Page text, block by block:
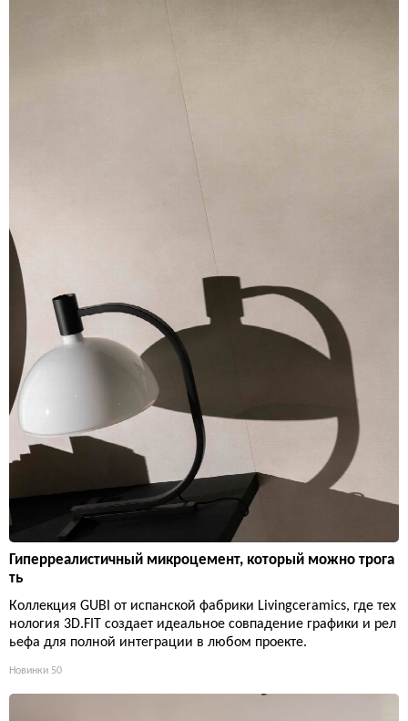
Гиперреалистичный микроцемент, который можно трога
ть
Коллекция GUBI от испанской фабрики Livingceramics, где тех
нология 3D.FIT создает идеальное совпадение графики и рел
ьефа для полной интеграции в любом проекте.
Новинки 50